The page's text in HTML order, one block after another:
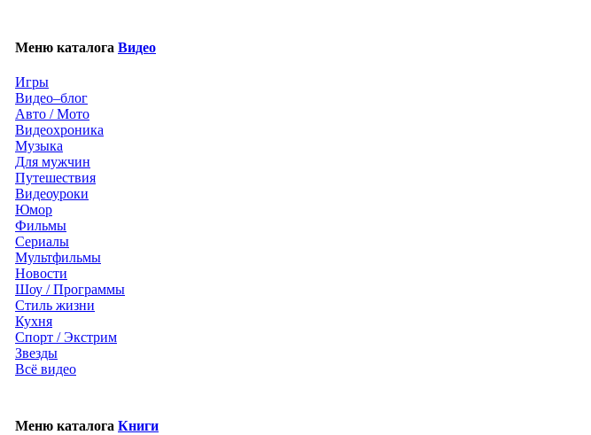
Меню каталога Видео
Игры
Видео–блог
Авто / Мото
Видеохроника
Музыка
Для мужчин
Путешествия
Видеоуроки
Юмор
Фильмы
Сериалы
Мультфильмы
Новости
Шоу / Программы
Стиль жизни
Кухня
Спорт / Экстрим
Звезды
Всё видео
Меню каталога Книги